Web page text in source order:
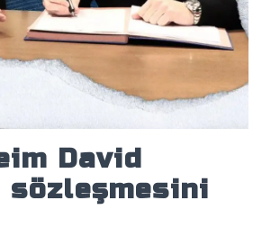
David
sözleşmesini